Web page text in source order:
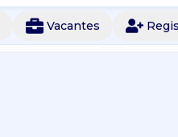
Vacantes